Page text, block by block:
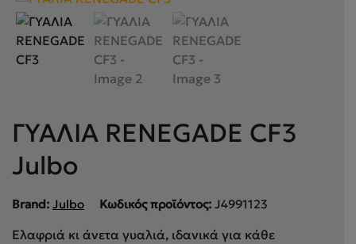
ΓΥΑΛΙΑ RENEGADE CF3
Julbo
Brand: Julbo Κωδικός προϊόντος: J4991123
Ελαφριά κι άνετα γυαλιά, ιδανικά για κάθε